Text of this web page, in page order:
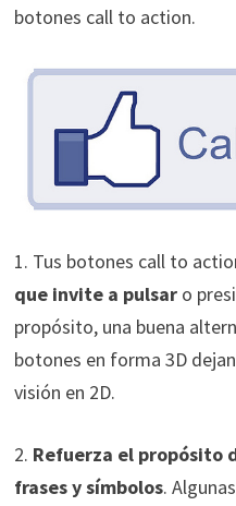
botones call to action.
1. Tus botones call to
que invite a pulsaro
propósito, una buena
botones en forma 3D
visión en 2D.
2. Refuerza el propósito
frases y símbolos.